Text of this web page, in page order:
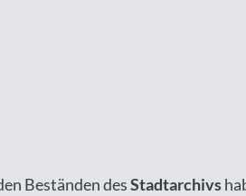
Beständen desStadtarchivs